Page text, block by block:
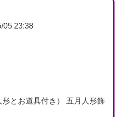
05 23:38
とお道具付き） 五月人形飾